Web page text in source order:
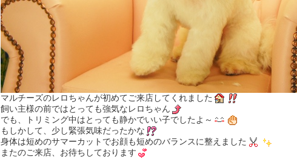
マルチーズのレロちゃんが初めてご来店してくれました
飼い主様の前ではとっても強気なレロちゃん
でも、トリミング中はとっても静かでいい子でしたよ～
もしかして、少し緊張気味だったかな
身体は短めのサマーカットでお顔も短めのバランスに整えました
またのご来店、お待ちしております